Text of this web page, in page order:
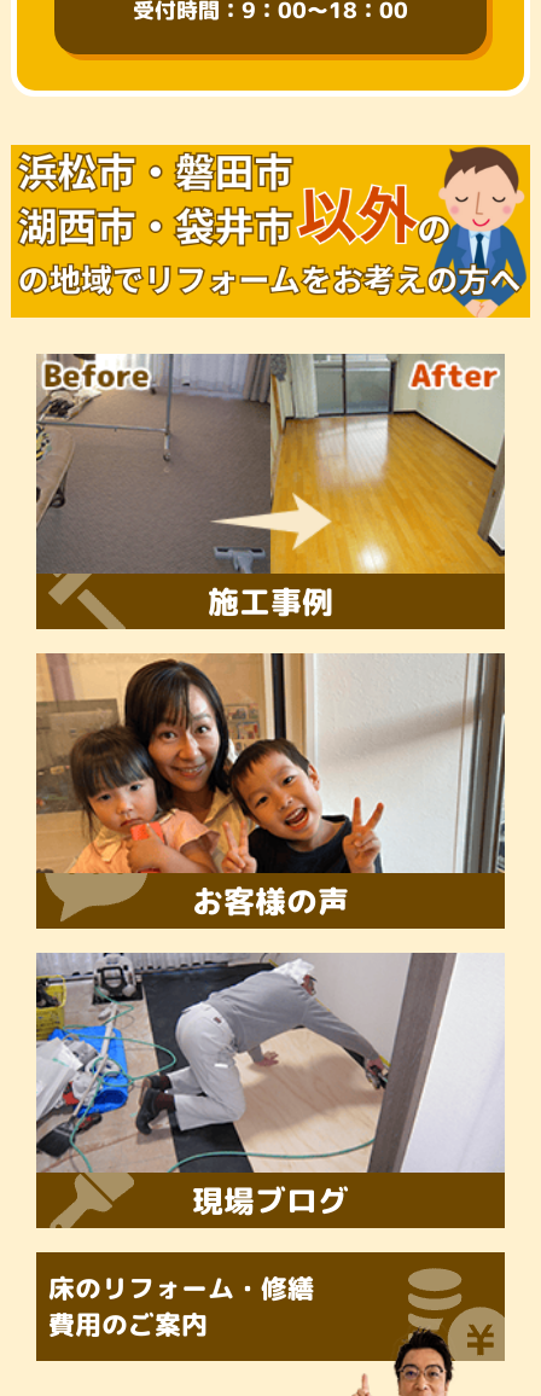
受付時間：9：00～18：00
施工事例
お客様の声
現場ブログ
床のリフォーム・修繕
費用のご案内